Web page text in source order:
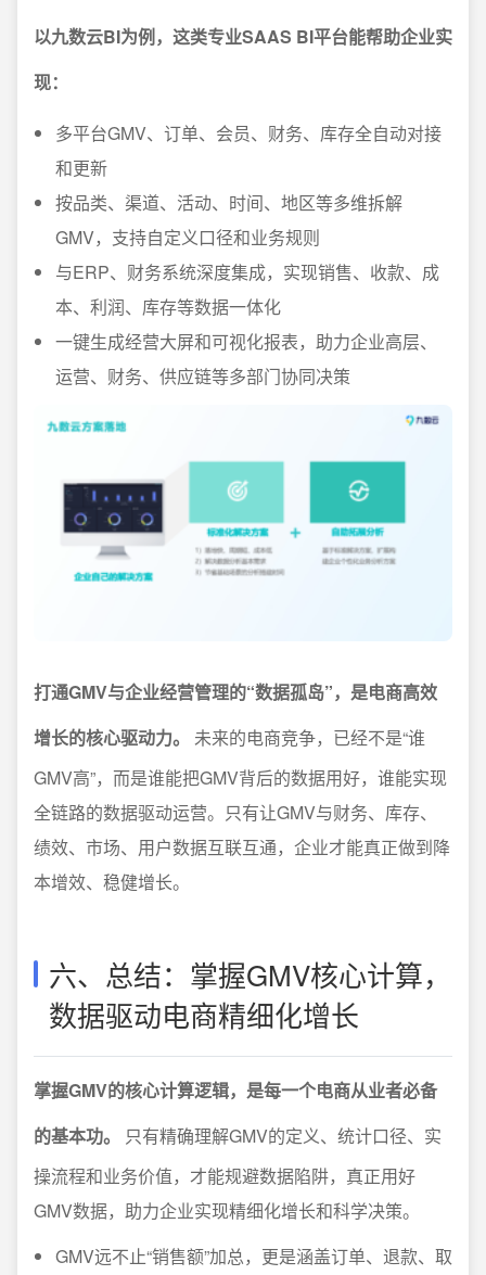
以九数云BI为例，这类专业SAAS BI平台能帮助企业实
现：
多平台GMV、订单、会员、财务、库存全自动对接
和更新
按品类、渠道、活动、时间、地区等多维拆解
GMV，支持自定义口径和业务规则
与ERP、财务系统深度集成，实现销售、收款、成
本、利润、库存等数据一体化
一键生成经营大屏和可视化报表，助力企业高层、
运营、财务、供应链等多部门协同决策
打通GMV与企业经营管理的“数据孤岛”，是电商高效
增长的核心驱动力。
未来的电商竞争，已经不是“谁
GMV高”，而是谁能把GMV背后的数据用好，谁能实现
全链路的数据驱动运营。只有让GMV与财务、库存、
绩效、市场、用户数据互联互通，企业才能真正做到降
本增效、稳健增长。
六、总结：掌握GMV核心计算，
数据驱动电商精细化增长
掌握GMV的核心计算逻辑，是每一个电商从业者必备
的基本功。
只有精确理解GMV的定义、统计口径、实
操流程和业务价值，才能规避数据陷阱，真正用好
GMV数据，助力企业实现精细化增长和科学决策。
GMV远不止“销售额”加总，更是涵盖订单、退款、取